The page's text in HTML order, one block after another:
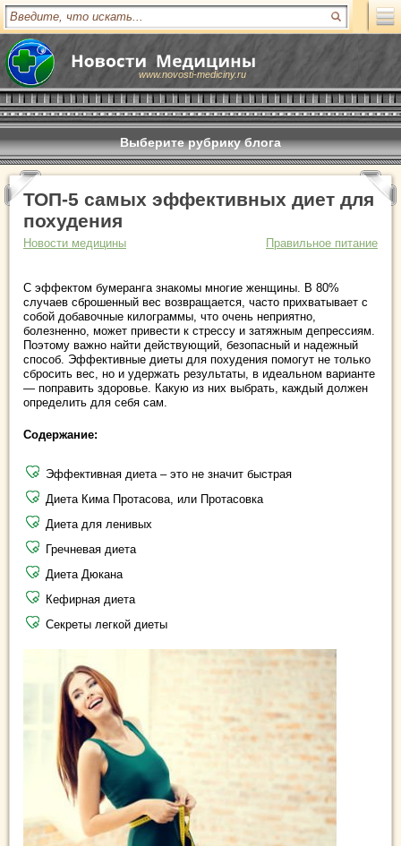
www.novosti-mediciny.ru
Выберите рубрику блога
ТОП-5 самых эффективных диет для
похудения
Новости медицины Правильное питание
С эффектом бумеранга знакомы многие женщины. В 80%
случаев сброшенный вес возвращается, часто прихватывает с
собой добавочные килограммы, что очень неприятно,
болезненно, может привести к стрессу и затяжным депрессиям.
Поэтому важно найти действующий, безопасный и надежный
способ. Эффективные диеты для похудения помогут не только
сбросить вес, но и удержать результаты, в идеальном варианте
— поправить здоровье. Какую из них выбрать, каждый должен
определить для себя сам.
Содержание:
Эффективная диета – это не значит быстрая
Диета Кима Протасова, или Протасовка
Диета для ленивых
Гречневая диета
Диета Дюкана
Кефирная диета
Секреты легкой диеты